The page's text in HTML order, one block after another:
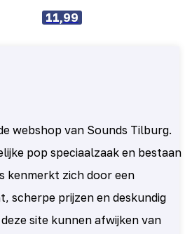
11,99
webshop van Sounds Tilburg.
pop speciaalzaak en bestaan
kenmerkt zich door een
scherpe prijzen en deskundig
site kunnen afwijken van